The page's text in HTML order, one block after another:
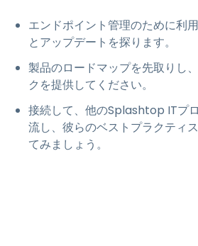
エンドポイント管理のために利
とアップデートを探ります。
製品のロードマップを先取りし
クを提供してください。
接続して、他のSplashtop ITプ
流し、彼らのベストプラクティ
てみましょう。